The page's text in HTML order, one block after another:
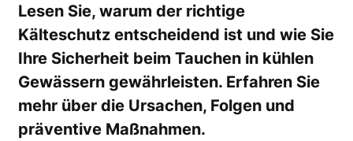
Lesen Sie, warum der richtige
Kälteschutz entscheidend ist und wie Sie
Ihre Sicherheit beim Tauchen in kühlen
Gewässern gewährleisten. Erfahren Sie
mehr über die Ursachen, Folgen und
präventive Maßnahmen.